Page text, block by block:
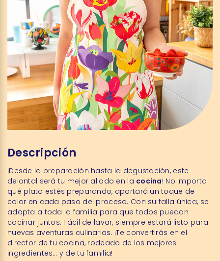
Descripción
¡Desde la preparación hasta la degustación, este
delantal será tu mejor aliado en la cocina! No importa
qué plato estés preparando, aportará un toque de
color en cada paso del proceso. Con su talla única, se
adapta a toda la familia para que todos puedan
cocinar juntos. Fácil de lavar, siempre estará listo para
nuevas aventuras culinarias. ¡Te convertirás en el
director de tu cocina, rodeado de los mejores
ingredientes… y de tu familia!